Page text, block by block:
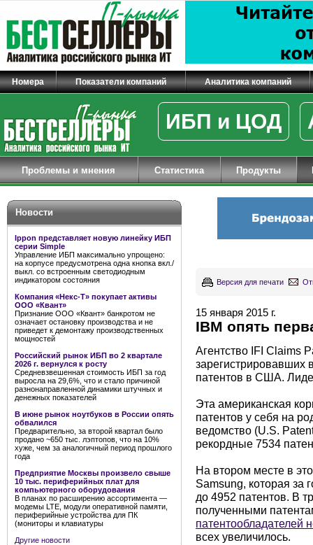
Номера Показатели компаний Аналитика компаний
ИБП и ЦОД
Проблемы и мнения Статистика Продукты
Новости
Ippon представляет новую линейку ИБП
серии Simple
Управление ИБП максимально упрощено:
на корпусе предусмотрена одна кнопка вкл./
выкл. со встроенным светодиодным
индикатором состояния
Компания «Некс-Т» покупает активы
ООО «Квант»
Признание ООО «Квант» банкротом не
означает остановку производства и не
приведет к демонтажу производственных
мощностей
Российский рынок ИБП во 2 квартале
2026 г. вернулся к росту
Средневзвешенная стоимость ИБП за год
выросла на 29,6%, что и стало причиной
разнонаправленной динамики штучных и
денежных показателей
В июне рынок ноутбуков в России опять
обвалился
Предварительно, за второй квартал было
продано ~650 тыс. лэптопов, что на 10%
хуже, чем за аналогичный период прошлого
года
Предприятие Москвы произвело свыше
10 тыс. периферийных плат для
компьютерного оборудования
В планах по расширению ассортимента —
модемы LTE, модули оперативной памяти,
периферийные устройства для ПК
(мониторы и клавиатуры
Другие новости
Версия для печати
15 января 2015 г.
IBM опять
Агентство IFI Claims
зарегистрировавших
патентов в США.
Эта американская
патентов у себя на
ведомство (U.S.
рекордные 7534
На втором месте в
Samsung, которая за
до 4952 патентов. В
полученными
патентообладателей
всех увеличилось.